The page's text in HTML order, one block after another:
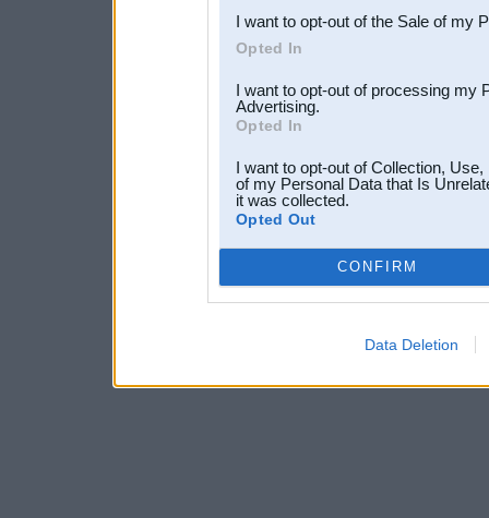
I want to opt-out of the Sale of my
Opted In
I want to opt-out of processing my
Advertising.
Opted In
I want to opt-out of Collection,
of my Personal Data that Is
it was collected.
Opted Out
CONFIRM
Data Deletion